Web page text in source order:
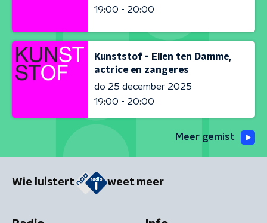
19:00 - 20:00
Kunststof - Ellen ten Damme,
actrice en zangeres
do 25 december 2025
19:00 - 20:00
Meer gemist
Wie luistert weet meer